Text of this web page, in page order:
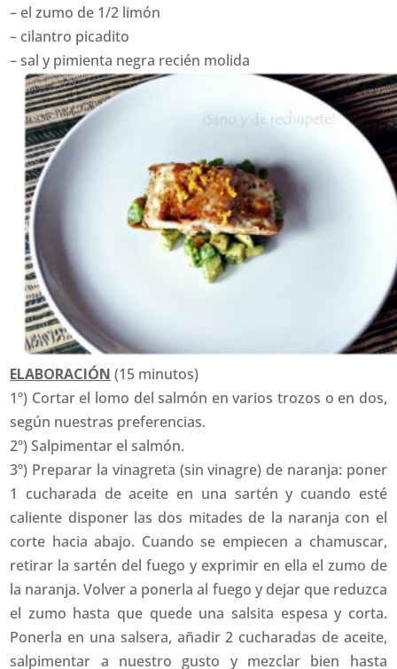
– el zumo de 1/2 limón
– cilantro picadito
– sal y pimienta negra recién molida
ELABORACIÓN (15 minutos)
1º) Cortar el lomo del salmón en varios trozos o en dos,
según nuestras preferencias.
2º) Salpimentar el salmón.
3º) Preparar la vinagreta (sin vinagre) de naranja: poner
1 cucharada de aceite en una sartén y cuando esté
caliente disponer las dos mitades de la naranja con el
corte hacia abajo. Cuando se empiecen a chamuscar,
retirar la sartén del fuego y exprimir en ella el zumo de
la naranja. Volver a ponerla al fuego y dejar que reduzca
el zumo hasta que quede una salsita espesa y corta.
Ponerla en una salsera, añadir 2 cucharadas de aceite,
salpimentar a nuestro gusto y mezclar bien hasta